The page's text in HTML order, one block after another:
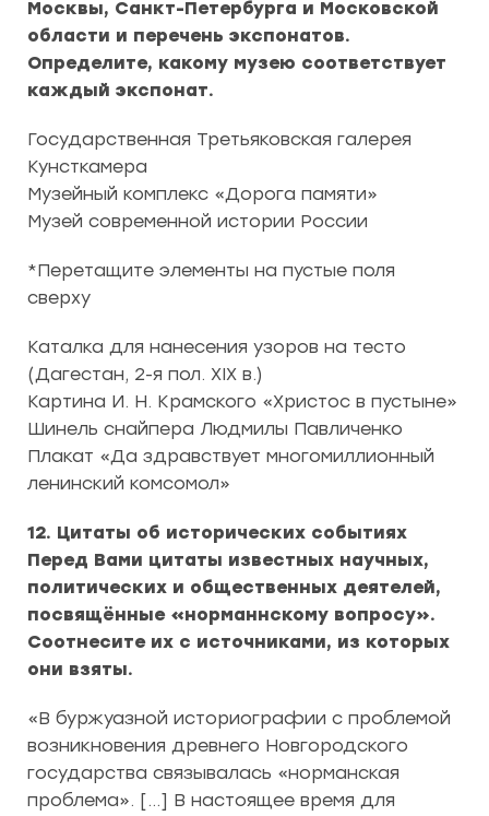
Москвы, Санкт-Петербурга и Московской
области и перечень экспонатов.
Определите, какому музею соответствует
каждый экспонат.
Государственная Третьяковская галерея
Кунсткамера
Музейный комплекс «Дорога памяти»
Музей современной истории России
*Перетащите элементы на пустые поля
сверху
Каталка для нанесения узоров на тесто
(Дагестан, 2-я пол. XIX в.)
Картина И. Н. Крамского «Христос в пустыне»
Шинель снайпера Людмилы Павличенко
Плакат «Да здравствует многомиллионный
ленинский комсомол»
12. Цитаты об исторических событиях
Перед Вами цитаты известных научных,
политических и общественных деятелей,
посвящённые «норманнскому вопросу».
Соотнесите их с источниками, из которых
они взяты.
«В буржуазной историографии с проблемой
возникновения древнего Новгородского
государства связывалась «норманская
проблема». […] В настоящее время для